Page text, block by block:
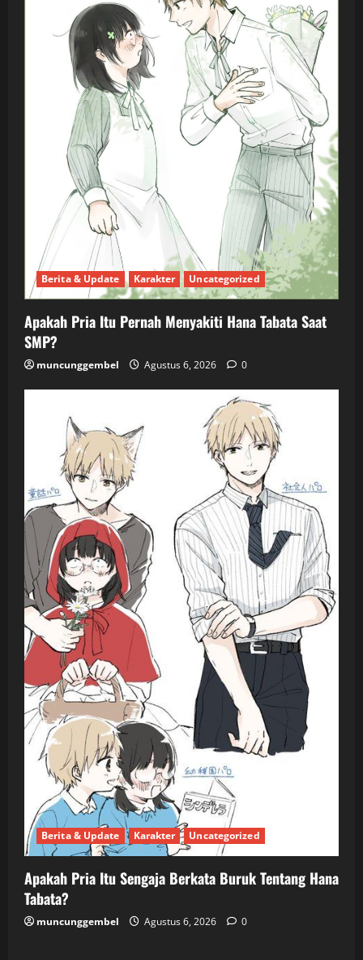
Berita & Update Karakter Uncategorized
Apakah Pria Itu Pernah Menyakiti Hana Tabata Saat
SMP?
muncunggembel Agustus 6, 2026 0
Berita & Update Karakter Uncategorized
Apakah Pria Itu Sengaja Berkata Buruk Tentang Hana
Tabata?
muncunggembel Agustus 6, 2026 0